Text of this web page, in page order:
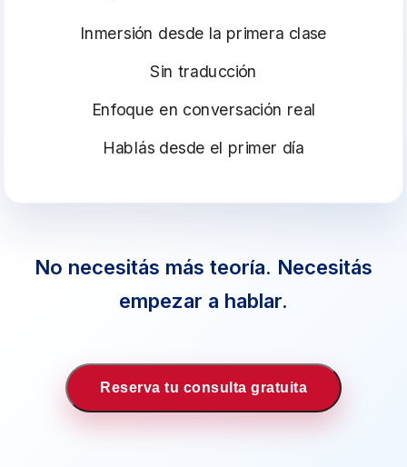
Inmersión desde la primera clase
Sin traducción
Enfoque en conversación real
Hablás desde el primer día
No necesitás más teoría. Necesitás
empezar a hablar.
Reserva tu consulta gratuita